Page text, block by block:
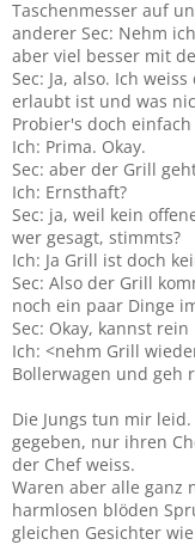
Taschenmesser auf
anderer Sec: Nehm
aber viel besser mit
Sec: Ja, also. Ich
erlaubt ist und was
Probier's doch
Ich: Prima. Okay.
Sec: aber der Grill
Ich: Ernsthaft?
Sec: ja, weil kein
wer gesagt, stimmts?
Ich: Ja Grill ist doch
Sec: Also der Grill
noch ein paar Dinge
Sec: Okay, kannst rein
Ich: <nehm Grill
Bollerwagen und geh
Die Jungs tun mir
gegeben, nur ihren
der Chef weiss.
Waren aber alle
harmlosen blöden
gleichen Gesichter